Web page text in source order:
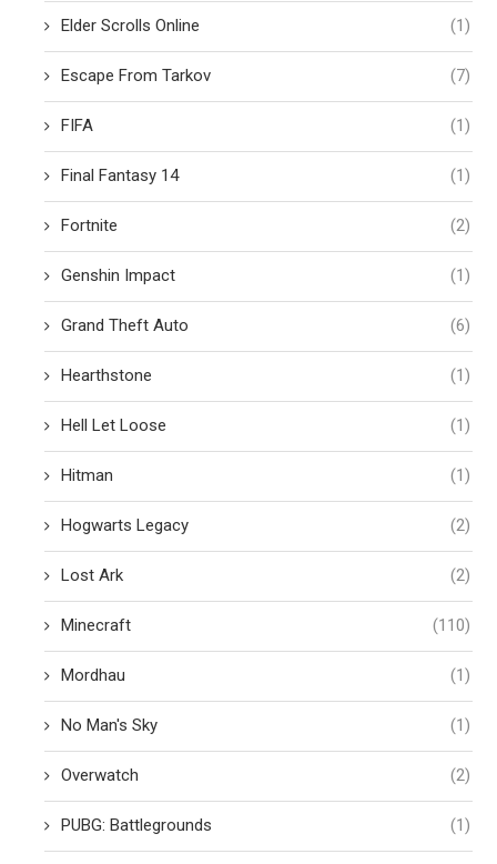
Elder Scrolls Online (1)
Escape From Tarkov (7)
FIFA (1)
Final Fantasy 14 (1)
Fortnite (2)
Genshin Impact (1)
Grand Theft Auto (6)
Hearthstone (1)
Hell Let Loose (1)
Hitman (1)
Hogwarts Legacy (2)
Lost Ark (2)
Minecraft (110)
Mordhau (1)
No Man's Sky (1)
Overwatch (2)
PUBG: Battlegrounds (1)